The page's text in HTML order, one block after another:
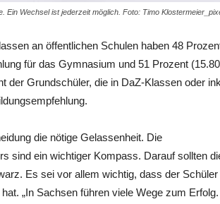
Wechsel ist jederzeit möglich. Foto: Timo
an öffentlichen Schulen haben 48
für das Gymnasium und 51 Prozent
der Grundschüler, die in DaZ-Klassen oder
die nötige Gelassenheit. Die
sind ein wichtiger Kompass. Darauf sollten
Es sei vor allem wichtig, dass der Schüler
„In Sachsen führen viele Wege zum